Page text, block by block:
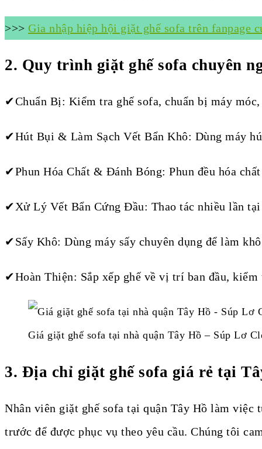
>>> Gia nhập hiệp hội giặt ghế sofa trên fanpage
2. Quy trình giặt ghế sofa chuyên
✔Chuẩn Bị: Kiểm tra ghế sofa, chuẩn bị máy móc,
✔Hút Bụi & Làm Sạch Vết Bẩn Khô: Dùng máy
✔Phun Hóa Chất & Đánh Bóng: Phun đều hóa
✔Xử Lý Vết Bẩn Cứng Đầu: Thao tác nhiều lần
✔Sấy Khô: Dùng máy sấy chuyên dụng để làm
✔Hoàn Thiện: Sắp xếp ghế về vị trí ban đầu,
Giá giặt ghế sofa tại nhà quận Tây Hồ – Súp Lơ
3. Địa chỉ giặt ghế sofa giá rẻ tại
Nhân viên giặt ghế sofa tại quận Tây Hồ làm việc
trước để được phục vụ theo yêu cầu. Chúng tôi